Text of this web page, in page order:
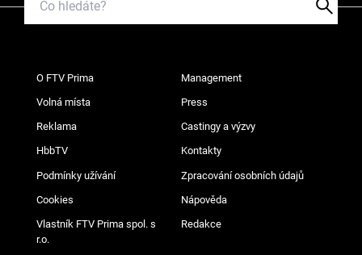
O FTV Prima Management
Volná místa Press
Reklama Castingy a výzvy
HbbTV Kontakty
Podmínky užívání Zpracování osobních údajů
Cookies Nápověda
Vlastník FTV Prima spol. s
r.o.
Redakce